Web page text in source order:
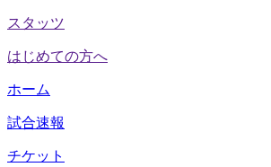
スタッツ
はじめての方へ
ホーム
試合速報
チケット